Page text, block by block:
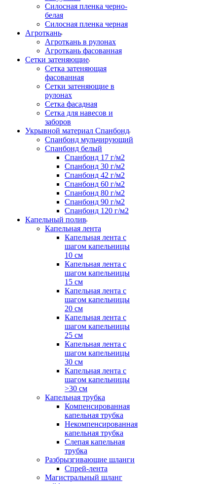
Силосная пленка черно-
белая
Силосная пленка черная
Агроткань
Агроткань в рулонах
Агроткань фасованная
Сетки затеняющие
Сетка затеняющая
фасованная
Сетки затеняющие в
рулонах
Сетка фасадная
Сетка для навесов и
заборов
Укрывной материал Спанбонд
Спанбонд мульчирующий
Спанбонд белый
Спанбонд 17 г/м2
Спанбонд 30 г/м2
Спанбонд 42 г/м2
Спанбонд 60 г/м2
Спанбонд 80 г/м2
Спанбонд 90 г/м2
Спанбонд 120 г/м2
Капельный полив
Капельная лента
Капельная лента с
шагом капельницы
10 см
Капельная лента с
шагом капельницы
15 см
Капельная лента с
шагом капельницы
20 см
Капельная лента с
шагом капельницы
25 см
Капельная лента с
шагом капельницы
30 см
Капельная лента с
шагом капельницы
>30 см
Капельная трубка
Компенсированная
капельная трубка
Некомпенсированная
капельная трубка
Слепая капельная
трубка
Разбрызгивающие шланги
Спрей-лента
Магистральный шланг